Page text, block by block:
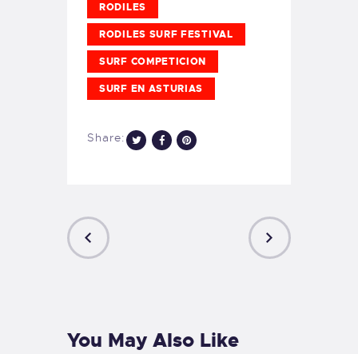
RODILES
RODILES SURF FESTIVAL
SURF COMPETICION
SURF EN ASTURIAS
Share:
You May Also Like